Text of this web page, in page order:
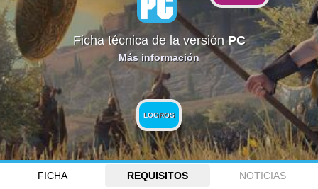
Ficha técnica de la versiónPC
Más información
LOGROS
FICHA REQUISITOS
NOTICIAS